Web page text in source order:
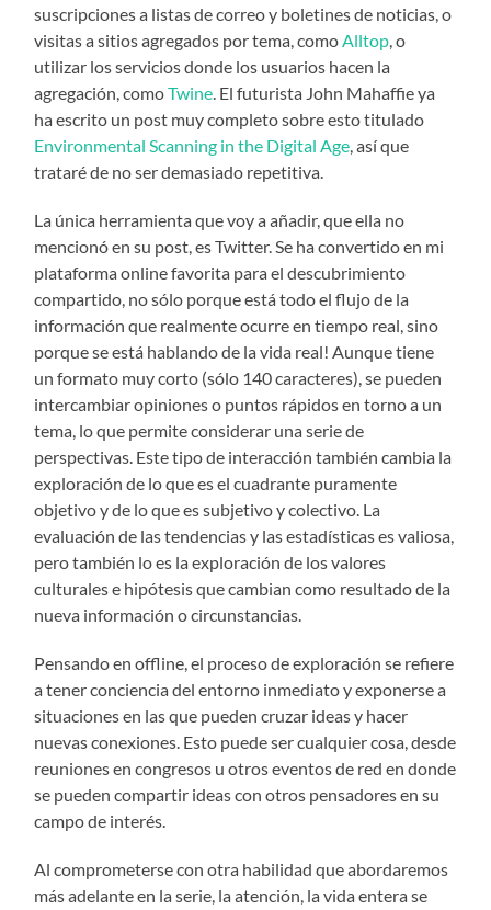
suscripciones a listas de correo y boletines de noticias, o
visitas a sitios agregados por tema, comoAlltop, o
utilizar los servicios donde los usuarios hacen la
agregación, comoTwine. El futurista John Mahaffie ya
ha escrito un post muy completo sobre esto titulado
Environmental Scanning in the Digital Age, así que
trataré de no ser demasiado repetitiva.
La única herramienta que voy a añadir, que ella no
mencionó en su post, es Twitter. Se ha convertido en mi
plataforma online favorita para el descubrimiento
compartido, no sólo porque está todo el flujo de la
información que realmente ocurre en tiempo real, sino
porque se está hablando de la vida real! Aunque tiene
un formato muy corto (sólo 140 caracteres), se pueden
intercambiar opiniones o puntos rápidos en torno a un
tema, lo que permite considerar una serie de
perspectivas. Este tipo de interacción también cambia la
exploración de lo que es el cuadrante puramente
objetivo y de lo que es subjetivo y colectivo. La
evaluación de las tendencias y las estadísticas es valiosa,
pero también lo es la exploración de los valores
culturales e hipótesis que cambian como resultado de la
nueva información o circunstancias.
Pensando en offline, el proceso de exploración se refiere
a tener conciencia del entorno inmediato y exponerse a
situaciones en las que pueden cruzar ideas y hacer
nuevas conexiones. Esto puede ser cualquier cosa, desde
reuniones en congresos u otros eventos de red en donde
se pueden compartir ideas con otros pensadores en su
campo de interés.
Al comprometerse con otra habilidad que abordaremos
más adelante en la serie, la atención, la vida entera se